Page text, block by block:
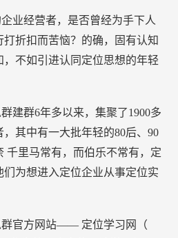
业经营者，是否曾经为手下人
打折扣而苦恼？的确，固有认知
不如引进认同定位思想的年轻
建群6年多以来，集聚了1900多
其中有一大批年轻的80后、90
千里马常有，而伯乐不常有，定
为想进入定位企业从事定位实
群官方网站—— 定位学习网（